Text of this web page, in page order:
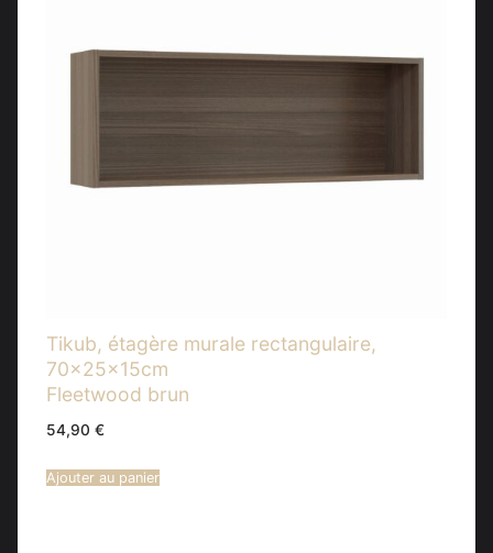
Tikub, étagère murale rectangulaire,
70x25x15cm
Fleetwood brun
54,90 €
Ajouter au panier